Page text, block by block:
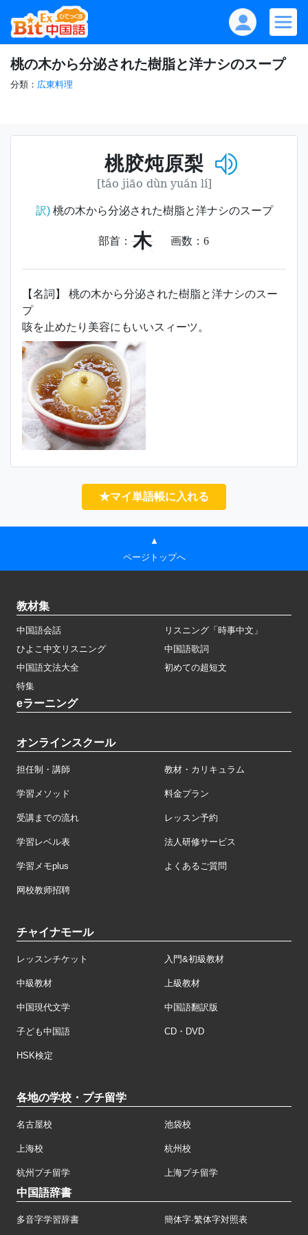
桃の木から分泌された樹脂と洋ナシのスープ
分類： 広東料理
桃胶炖原梨
[táo jiāo dùn yuán lí]
訳)桃の木から分泌された樹脂と洋ナシのスープ
部首： 木 画数： 6
【名詞】 桃の木から分泌された樹脂と洋ナシのスー
プ
咳を止めたり美容にもいいスィーツ。
★マイ単語帳に入れる
▲
ページトップへ
教材集
中国語会話
リスニング「時事中文」
ひよこ中文リスニング
中国語歌詞
中国語文法大全
初めての超短文
特集
eラーニング
オンラインスクール
担任制・講師 教材・カリキュラム
学習メソッド 料金プラン
受講までの流れ レッスン予約
学習レベル表 法人研修サービス
学習メモplus よくあるご質問
网校教师招聘
チャイナモール
レッスンチケット 入門&初級教材
中級教材 上級教材
中国現代文学 中国語翻訳版
子ども中国語 CD・DVD
HSK検定
各地の学校・プチ留学
名古屋校 池袋校
上海校 杭州校
杭州プチ留学 上海プチ留学
中国語辞書
多音字学習辞書 簡体字·繁体字対照表